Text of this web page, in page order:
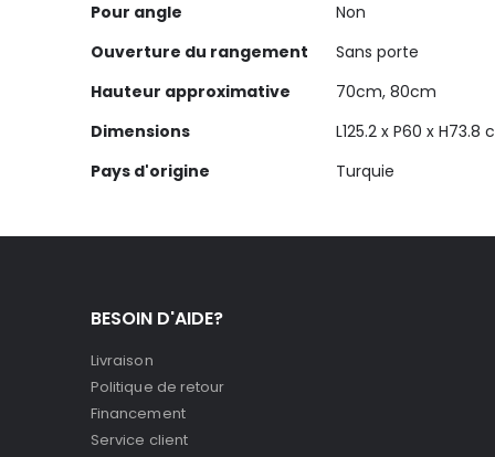
Pour angle
Non
Ouverture du rangement
Sans porte
Hauteur approximative
70cm, 80cm
Dimensions
L125.2 x P60 x H73.8
Pays d'origine
Turquie
BESOIN D'AIDE?
Livraison
Politique de retour
Financement
Service client